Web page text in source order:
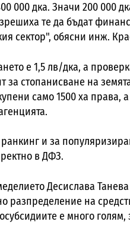
000 дка. Значи 200 000
те да бъдат
сектор", обясни инж.
е 1,5 лв/дка, а
за стопанисване на
само 1500 ха права,
ранкинг и за
в ДФЗ.
Десислава Танева
разпределение на
е много